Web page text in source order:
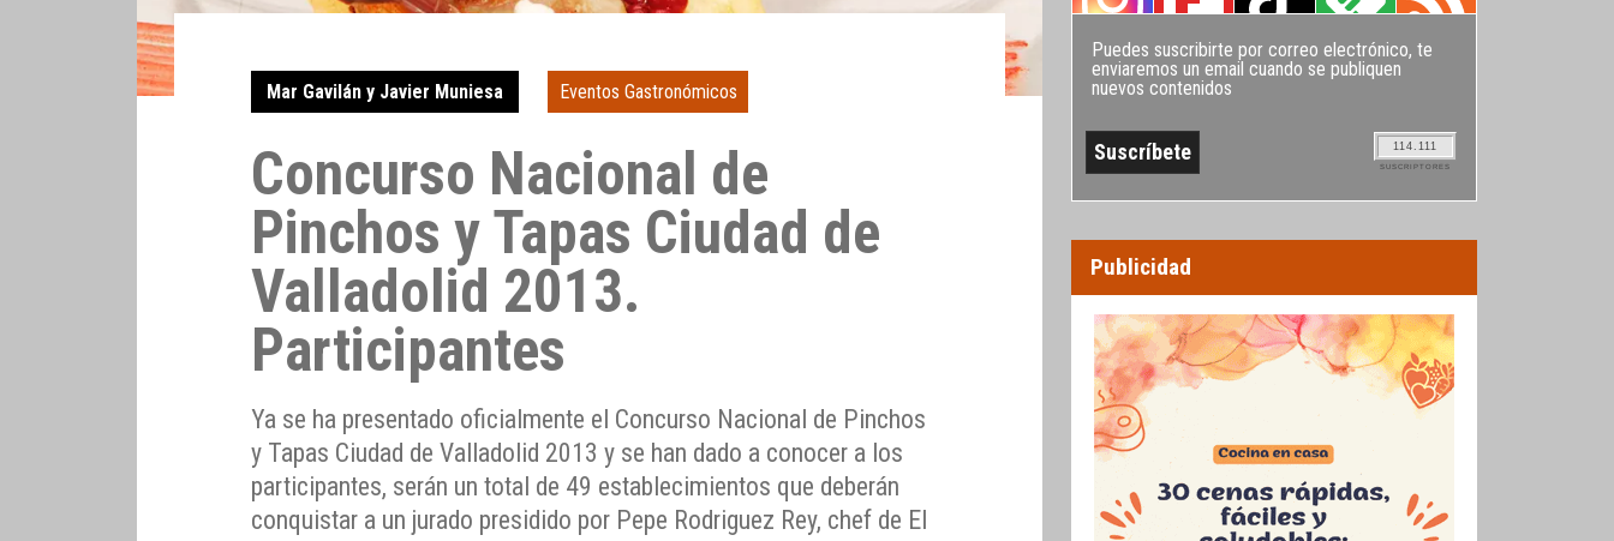
Mar Gavilán y Javier Muniesa Eventos Gastronómicos
Concurso Nacional de
Pinchos y Tapas Ciudad de
Valladolid 2013.
Participantes
Ya se ha presentado oficialmente el Concurso Nacional de Pinchos
y Tapas Ciudad de Valladolid 2013 y se han dado a conocer a los
participantes, serán un total de 49 establecimientos que deberán
conquistar a un jurado presidido por Pepe Rodriguez Rey, chef de El
Puedes suscribirte por correo electrónico, te
enviaremos un email cuando se publiquen
nuevos contenidos
114.111
SUSCRIPTORES
Publicidad